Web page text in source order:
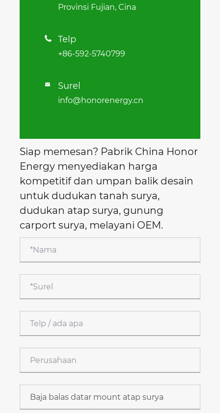
Provinsi Fujian, Cina
 Telp
+86-592-5740799
 Surel
info@honorenergy.cn
Siap memesan? Pabrik China Honor
Energy menyediakan harga
kompetitif dan umpan balik desain
untuk dudukan tanah surya,
dudukan atap surya, gunung
carport surya, melayani OEM.